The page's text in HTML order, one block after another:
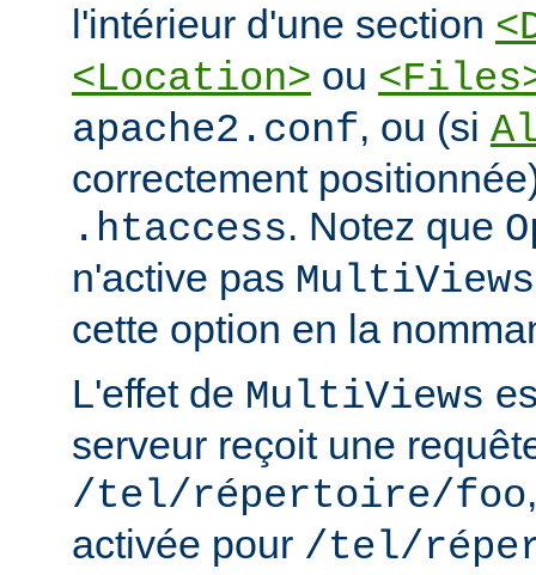
l'intérieur d'une section
<Location> ou
apache2.conf, ou (si
correctement
.htaccess. Notez que
n'active pas MultiViews
cette option en la
L'effet de MultiViews
serveur reçoit une
/tel/répertoire/foo
activée pour /tel/